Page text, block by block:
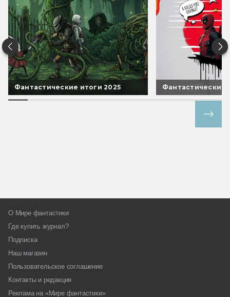
Фантастические итоги 2025 Фантастические
О Мире фантастики
Где купить журнал?
Подписка
Наш магазин
Пользовательское соглашение
Контакты и редакция
Реклама на «Мире фантастики»